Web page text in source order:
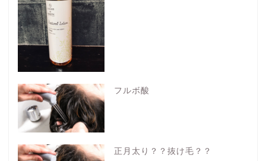
フルボ酸
正月太り？？抜け毛？？